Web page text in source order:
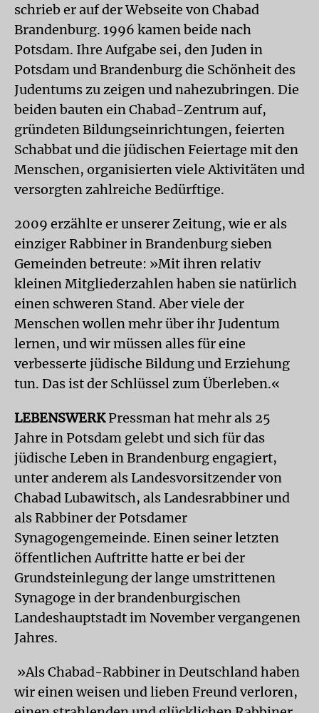
schrieb er auf der Webseite von Chabad
Brandenburg. 1996 kamen beide nach
Potsdam. Ihre Aufgabe sei, den Juden in
Potsdam und Brandenburg die Schönheit des
Judentums zu zeigen und nahezubringen. Die
beiden bauten ein Chabad-Zentrum auf,
gründeten Bildungseinrichtungen, feierten
Schabbat und die jüdischen Feiertage mit den
Menschen, organisierten viele Aktivitäten und
versorgten zahlreiche Bedürftige.
2009 erzählte er unserer Zeitung, wie er als
einziger Rabbiner in Brandenburg sieben
Gemeinden betreute: »Mit ihren relativ
kleinen Mitgliederzahlen haben sie natürlich
einen schweren Stand. Aber viele der
Menschen wollen mehr über ihr Judentum
lernen, und wir müssen alles für eine
verbesserte jüdische Bildung und Erziehung
tun. Das ist der Schlüssel zum Überleben.«
LEBENSWERKPressman hat mehr als 25
Jahre in Potsdam gelebt und sich für das
jüdische Leben in Brandenburg engagiert,
unter anderem als Landesvorsitzender von
Chabad Lubawitsch, als Landesrabbiner und
als Rabbiner der Potsdamer
Synagogengemeinde. Einen seiner letzten
öffentlichen Auftritte hatte er bei der
Grundsteinlegung der lange umstrittenen
Synagoge in der brandenburgischen
Landeshauptstadt im November vergangenen
Jahres.
»Als Chabad-Rabbiner in Deutschland haben
wir einen weisen und lieben Freund verloren,